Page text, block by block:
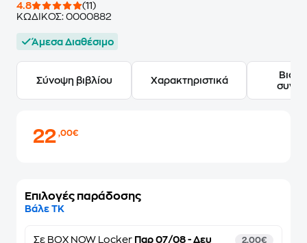
4.8
(11)
ΚΩΔΙΚΟΣ: 0000882
Άμεσα Διαθέσιμο
Σύνοψη βιβλίου Χαρακτηριστικά
22,00€
Επιλογές παράδοσης
Βάλε ΤΚ
Σε BOX NOW Locker Παρ 07/08 - Δευ
2,00€